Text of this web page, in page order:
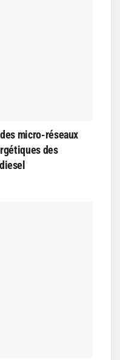
micro-réseaux
des